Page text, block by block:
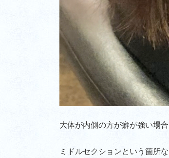
大体が内側の方が癖が強い場
ミドルセクションという箇所